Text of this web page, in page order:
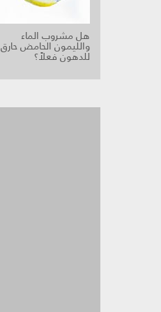
هل مشروب الماء
والليمون الحامض حارق
للدهون فعلاً؟